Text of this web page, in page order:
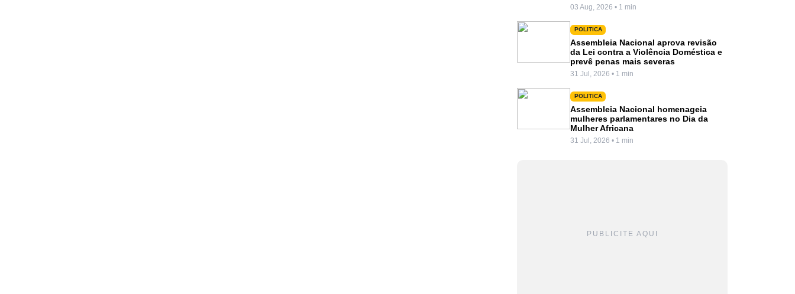
03 Aug, 2026 • 1 min
POLITICA
Assembleia Nacional aprova revisão
da Lei contra a Violência Doméstica e
prevê penas mais severas
31 Jul, 2026 • 1 min
POLITICA
Assembleia Nacional homenageia
mulheres parlamentares no Dia da
Mulher Africana
31 Jul, 2026 • 1 min
PUBLICITE AQUI